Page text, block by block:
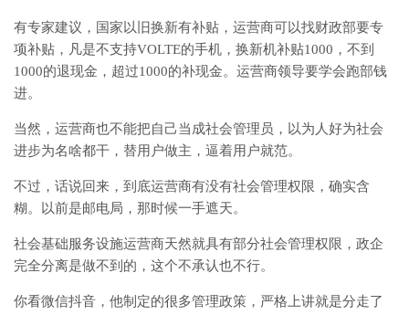
有专家建议，国家以旧换新有补贴，运营商可以找财政部要专
项补贴，凡是不支持VOLTE的手机，换新机补贴1000，不到
1000的退现金，超过1000的补现金。运营商领导要学会跑部钱
进。
当然，运营商也不能把自己当成社会管理员，以为人好为社会
进步为名啥都干，替用户做主，逼着用户就范。
不过，话说回来，到底运营商有没有社会管理权限，确实含
糊。以前是邮电局，那时候一手遮天。
社会基础服务设施运营商天然就具有部分社会管理权限，政企
完全分离是做不到的，这个不承认也不行。
你看微信抖音，他制定的很多管理政策，严格上讲就是分走了